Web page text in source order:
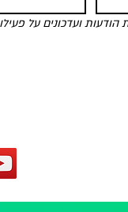
ועדכונים על